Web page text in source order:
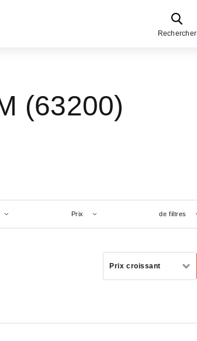
Rechercher
(63200)
Prix de filtres
Prix croissant